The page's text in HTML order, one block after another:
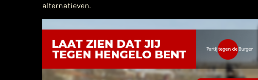
alternatieven.